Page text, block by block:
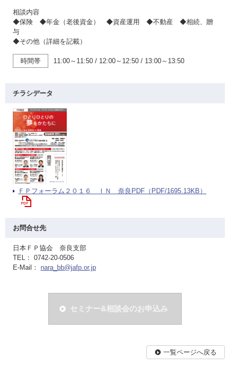
相談内容
◆保険 ◆年金（老後資金） ◆資産運用 ◆不動産 ◆相続、贈
与
◆その他（詳細を記載）
時間帯 11:00～11:50 / 12:00～12:50 / 13:00～13:50
チラシデータ
ＦＰフォーラム２０１６ ＩＮ 奈良PDF（PDF/1695.13KB）
お問合せ先
日本ＦＰ協会 奈良支部
TEL： 0742-20-0506
E-Mail： nara_bb@jafp.or.jp
セミナー&相談会のお申込み
一覧ページへ戻る